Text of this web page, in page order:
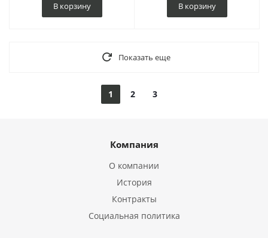
В корзину В корзину
Показать еще
1 2 3
Компания
О компании
История
Контракты
Социальная политика